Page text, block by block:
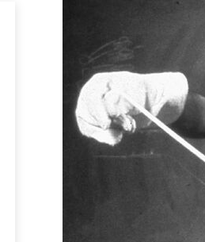
ПОДОБРАТЬ РАЗМЕР